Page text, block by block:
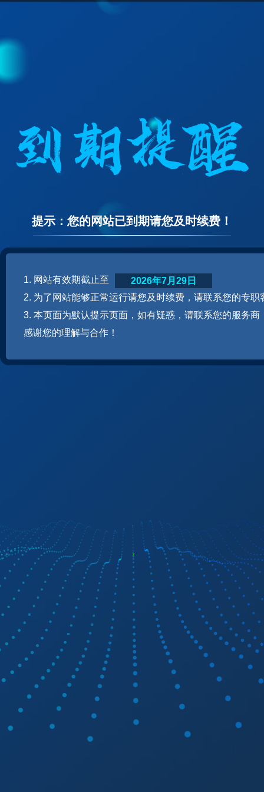
提示：您的网站已到期请您及时续费！
1. 网站有效期截止至
2. 为了网站能够正常运行请您及时续费，请联系您的专职
3. 本页面为默认提示页面，如有疑惑，请联系您的服务商
感谢您的理解与合作！
2026年7月29日